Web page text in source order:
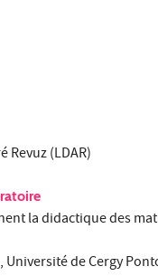
(LDAR)
la didactique des
de Cergy